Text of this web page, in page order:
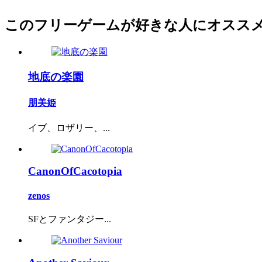
このフリーゲームが好きな人にオスス
地底の楽園
朋美姫
イブ、ロザリー、...
CanonOfCacotopia
zenos
SFとファンタジー...